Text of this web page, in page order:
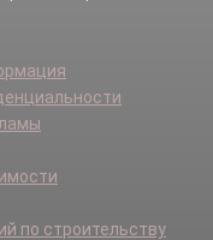
по строительству